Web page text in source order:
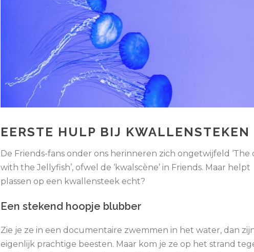
EERSTE HULP BIJ KWALLENSTEKEN
De Friends-fans onder ons herinneren zich ongetwijfeld ‘The
with the Jellyfish’, ofwel de ‘kwalscène’ in Friends. Maar helpt
plassen op een kwallensteek echt?
Een stekend hoopje blubber
Zie je ze in een documentaire zwemmen in het water, dan
eigenlijk prachtige beesten. Maar kom je ze op het strand